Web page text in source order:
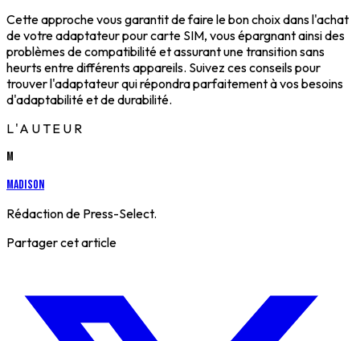
Cette approche vous garantit de faire le bon choix dans l'achat
de votre adaptateur pour carte SIM, vous épargnant ainsi des
problèmes de compatibilité et assurant une transition sans
heurts entre différents appareils. Suivez ces conseils pour
trouver l'adaptateur qui répondra parfaitement à vos besoins
d'adaptabilité et de durabilité.
L'AUTEUR
M
Madison
Rédaction de Press-Select.
Partager cet article